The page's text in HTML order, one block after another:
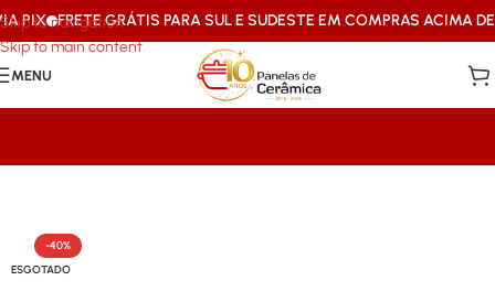
Skip to navigation
Skip to main content
PIX FRETE GRÁTIS PARA SUL E SUDESTE EM COMPRAS ACIMA DE
MENU
-40%
ESGOTADO